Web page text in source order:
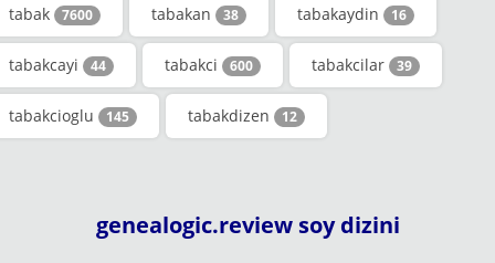
tabak 7600 tabakan 38 tabakaydin 16
tabakcayi 44 tabakci 600 tabakcilar 39
tabakcioglu 145 tabakdizen 12
genealogic.review soy dizini